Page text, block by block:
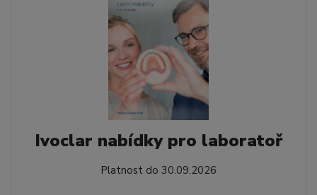
Ivoclar nabídky pro laboratoř
Platnost do 30.09.2026